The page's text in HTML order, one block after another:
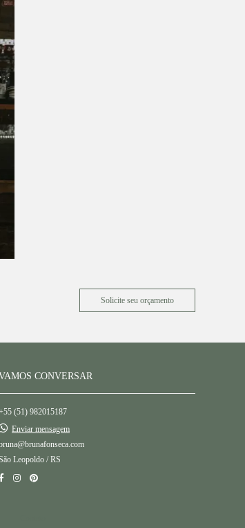
Solicite seu orçamento
CONVERSAR
(51) 982015187
Enviar mensagem
Leopoldo / RS